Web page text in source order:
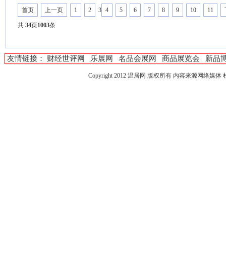
首页 上一页 1 2 3 4 5 6 7 8 9 10 11
共 34页1003条
友情链接： 财经世评网 乐展网 名品会展网 商品展览会 新品
Copyright 2012 温居网 版权所有 内容来源网络媒体